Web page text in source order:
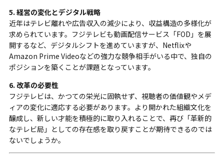
5. 経営の変化とデジタル戦略
近年はテレビ離れや広告収入の減少により、収益構造の多様化が
求められています。フジテレビも動画配信サービス「FOD」を展
開するなど、デジタルシフトを進めていますが、Netflixや
Amazon Prime Videoなどの強力な競争相手がいる中で、独自の
ポジションを築くことが課題となっています。
6. 改革の必要性
フジテレビは、かつての栄光に固執せず、視聴者の価値観やメデ
ィアの変化に適応する必要があります。より開かれた組織文化を
醸成し、新しい才能を積極的に取り入れることで、再び「革新的
なテレビ局」としての存在感を取り戻すことが期待できるのでは
ないでしょうか。